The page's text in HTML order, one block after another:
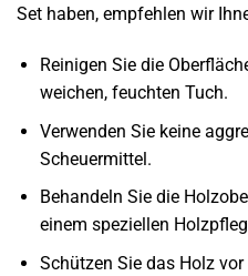
Set haben, empfehlen wir
Reinigen Sie die
weichen, feuchten Tuch.
Verwenden Sie keine
Scheuermittel.
Behandeln Sie die
einem speziellen
Schützen Sie das Holz